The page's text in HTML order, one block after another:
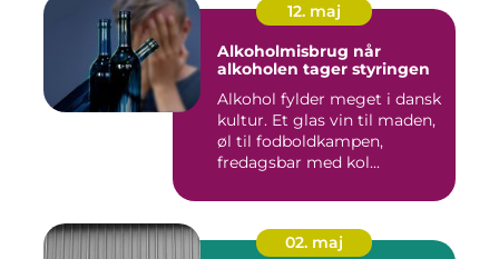
12. maj
Alkoholmisbrug når
alkoholen tager styringen
Alkohol fylder meget i dansk
kultur. Et glas vin til maden,
øl til fodboldkampen,
fredagsbar med kol...
02. maj